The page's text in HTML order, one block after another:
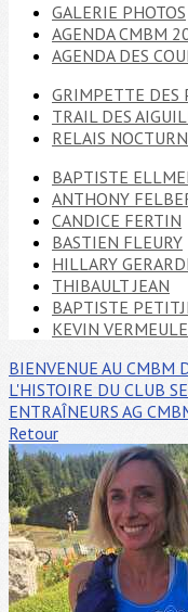
GALERIE PHOTOS
AGENDA CMBM
AGENDA DES
GRIMPETTE DES
TRAIL DES
RELAIS
BAPTISTE
ANTHONY
CANDICE FERTIN
BASTIEN FLEURY
HILLARY GERARDI
THIBAULT JEAN
BAPTISTE
KEVIN
BIENVENUE AU CMBM
L'HISTOIRE DU CLUB
ENTRAÎNEURS AG
Retour